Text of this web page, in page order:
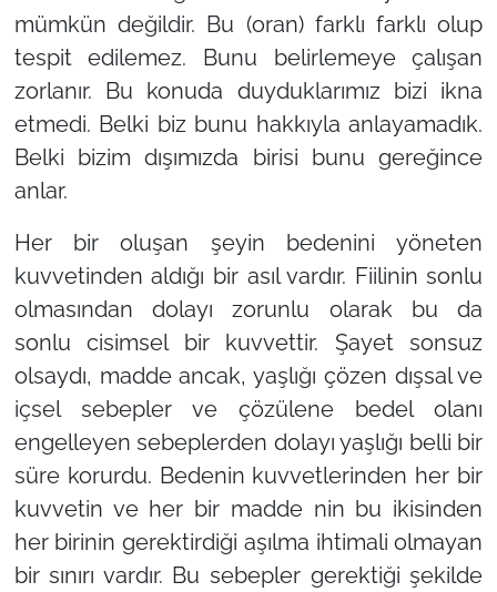
mümkün değildir. Bu (oran) farklı farklı olup
tespit edilemez. Bunu belirlemeye çalışan
zorlanır. Bu konuda duyduklarımız bizi ikna
etmedi. Belki biz bunu hakkıyla anlayamadık.
Belki bizim dışımızda birisi bunu gereğince
anlar.
Her bir oluşan şeyin bedenini yöneten
kuvvetinden aldığı bir asıl vardır. Fiilinin sonlu
olmasından dolayı zorunlu olarak bu da
sonlu cisimsel bir kuvvettir. Şayet sonsuz
olsaydı, madde ancak, yaşlığı çözen dışsal ve
içsel sebepler ve çözülene bedel olanı
engelleyen sebeplerden dolayı yaşlığı belli bir
süre korurdu. Bedenin kuvvetlerinden her bir
kuvvetin ve her bir madde nin bu ikisinden
her birinin gerektirdiği aşılma ihtimali olmayan
bir sınırı vardır. Bu sebepler gerektiği şekilde